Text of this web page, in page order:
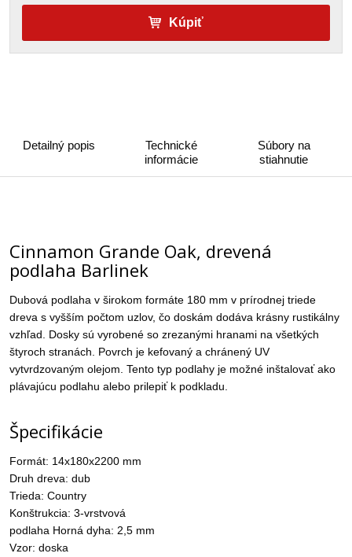
Kúpiť
Detailný popis
Technické
informácie
Súbory na
stiahnutie
Cinnamon Grande Oak, drevená
podlaha Barlinek
Dubová podlaha v širokom formáte 180 mm v prírodnej triede
dreva s vyšším počtom uzlov, čo doskám dodáva krásny rustikálny
vzhľad. Dosky sú vyrobené so zrezanými hranami na všetkých
štyroch stranách. Povrch je kefovaný a chránený UV
vytvrdzovaným olejom. Tento typ podlahy je možné inštalovať ako
plávajúcu podlahu alebo prilepiť k podkladu.
Špecifikácie
Formát: 14x180x2200 mm
Druh dreva: dub
Trieda: Country
Konštrukcia: 3-vrstvová
podlaha Horná dyha: 2,5 mm
Vzor: doska